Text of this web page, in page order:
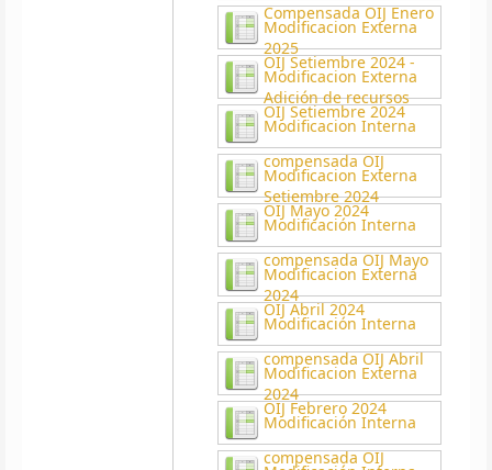
Compensada OIJ Enero
2025
Modificacion Externa
OIJ Setiembre 2024 -
Adición de recursos
Modificacion Externa
OIJ Setiembre 2024
Modificacion Interna
compensada OIJ
Setiembre 2024
Modificacion Externa
OIJ Mayo 2024
Modificación Interna
compensada OIJ Mayo
2024
Modificacion Externa
OIJ Abril 2024
Modificación Interna
compensada OIJ Abril
2024
Modificacion Externa
OIJ Febrero 2024
Modificación Interna
compensada OIJ